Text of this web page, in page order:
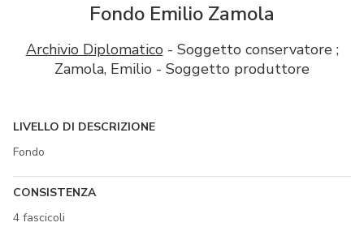
Fondo Emilio Zamola
Archivio Diplomatico- Soggetto conservatore ;
Zamola, Emilio - Soggetto produttore
LIVELLO DI DESCRIZIONE
Fondo
CONSISTENZA
4 fascicoli